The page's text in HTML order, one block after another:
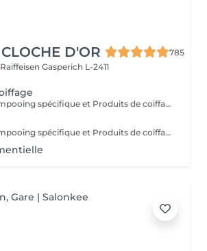
D'OR
785
Gasperich L-2411
Diagnostique, Shampooing spécifique et Produits de coiffage inclus.
Diagnostique, Shampooing spécifique et Produits de coiffage inclus.